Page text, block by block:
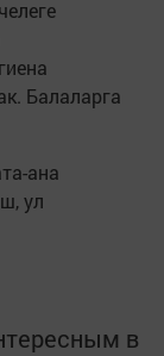
Балаларга
ана
ул
в